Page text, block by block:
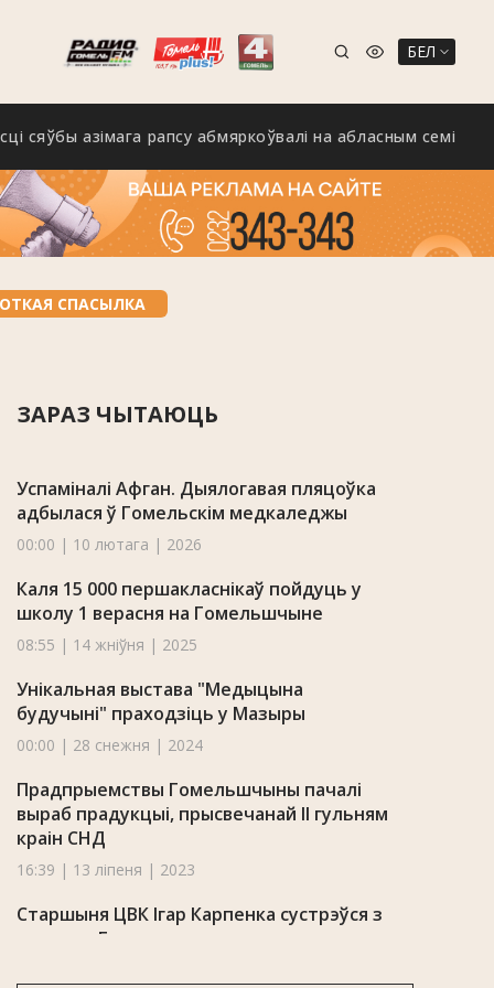
БЕЛ
азімага рапсу абмяркоўвалі на абласным семінары ў
СПАСЫЛКА
ЗАРАЗ ЧЫТАЮЦЬ
Успаміналі Афган. Дыялогавая пляцоўка
адбылася ў Гомельскім медкаледжы
00:00 | 10 лютага | 2026
Каля 15 000 першакласнікаў пойдуць у
школу 1 верасня на Гомельшчыне
08:55 | 14 жніўня | 2025
Унікальная выстава "Медыцына
будучыні" праходзіць у Мазыры
00:00 | 28 снежня | 2024
Прадпрыемствы Гомельшчыны пачалі
выраб прадукцыі, прысвечанай II гульням
краін СНД
16:39 | 13 ліпеня | 2023
Старшыня ЦВК Ігар Карпенка сустрэўся з
актывам Гомельшчыны